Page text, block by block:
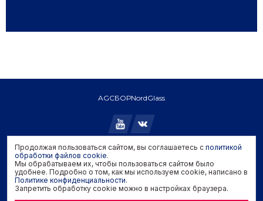
AGCБОРNordGlass
Copyright © 2026 AGC. All rights reserved.
Политика конфиденциальности
Политика обработки файлов cookie
Задать вопрос производителю
Продолжая пользоваться сайтом, вы соглашаетесь с политикой
обработки файлов cookie.
Мы обрабатываем их, чтобы пользоваться сайтом было
удобнее. Подробно о том, как мы используем cookie, написано в
Политике конфиденциальности.
Запретить обработку cookie можно в настройках браузера.